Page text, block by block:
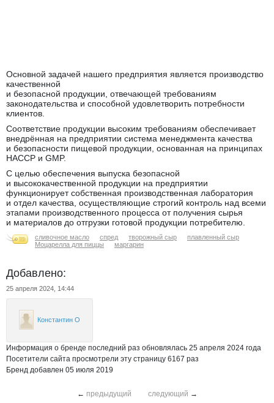
Основной задачей нашего предприятия является производство
качественной
и безопасной продукции, отвечающей требованиям
законодательства и способной удовлетворить потребности
клиентов.
Соответствие продукции высоким требованиям обеспечивает
внедрённая на предприятии система менеджмента качества
и безопасности пищевой продукции, основанная на принципах
HACCP и GMP.
С целью обеспечения выпуска безопасной
и высококачественной продукции на предприятии
функционирует собственная производственная лаборатория
и отдел качества, осуществляющие строгий контроль над всеми
этапами производственного процесса от получения сырья
и материалов до отгрузки готовой продукции потребителю.
сливочное масло спред творожный сыр
плавленный сыр
Моцарелла для пиццы
маргарин
Добавлено:
25 апреля 2024, 14:44
Константин О
Информация о бренде последний раз обновлялась 25 апреля 2024 года
Посетители сайта просмотрели эту страницу 6167 раз
Бренд добавлен 05 июля 2019
← предыдущий следующий →